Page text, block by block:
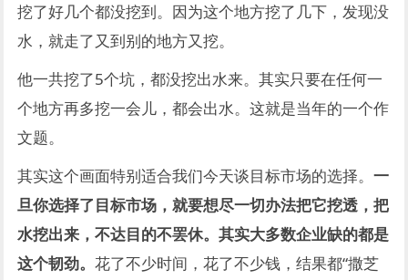
挖了好几个都没挖到。因为这个地方挖了几下，发现没
水，就走了又到别的地方又挖。
他一共挖了5个坑，都没挖出水来。其实只要在任何一
个地方再多挖一会儿，都会出水。这就是当年的一个作
文题。
其实这个画面特别适合我们今天谈目标市场的选择。一
旦你选择了目标市场，就要想尽一切办法把它挖透，把
水挖出来，不达目的不罢休。其实大多数企业缺的都是
这个韧劲。花了不少时间，花了不少钱，结果都“撒芝